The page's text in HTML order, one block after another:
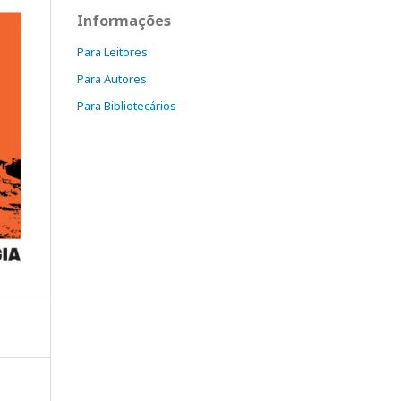
Informações
Para Leitores
Para Autores
Para Bibliotecários